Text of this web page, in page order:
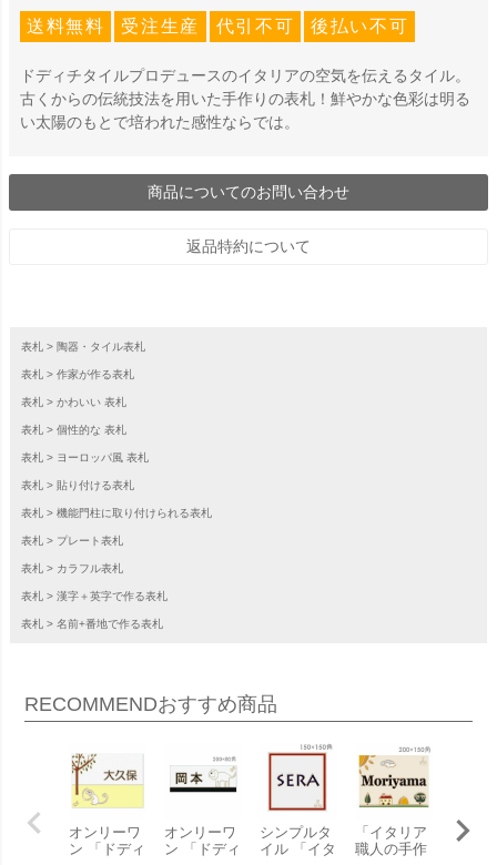
送料無料 受注生産 代引不可 後払い不可
ドディチタイルプロデュースのイタリアの空気を伝えるタイル。
古くからの伝統技法を用いた手作りの表札！鮮やかな色彩は明る
い太陽のもとで培われた感性ならでは。
商品についてのお問い合わせ
返品特約について
表札 陶器・タイル表札
表札 作家が作る表札
表札 かわいい 表札
表札 個性的な 表札
表札 ヨーロッパ風 表札
表札 貼り付ける表札
表札 機能門柱に取り付けられる表札
表札 プレート表札
表札 カラフル表札
表札 漢字＋英字で作る表札
表札 名前+番地で作る表札
RECOMMENDおすすめ商品
オンリーワ
ン 「ドディ
オンリーワ
ン 「ドディ
シンプルタ
イル 「イタ
「イタリア
職人の手作
「イ